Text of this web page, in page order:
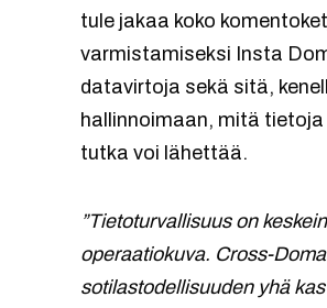
tule jakaa koko
varmistamiseksi Insta
datavirtoja sekä sitä,
hallinnoimaan, mitä
tutka voi lähettää.
”Tietoturvallisuus on
operaatiokuva. Cross-
sotilastodellisuuden yhä